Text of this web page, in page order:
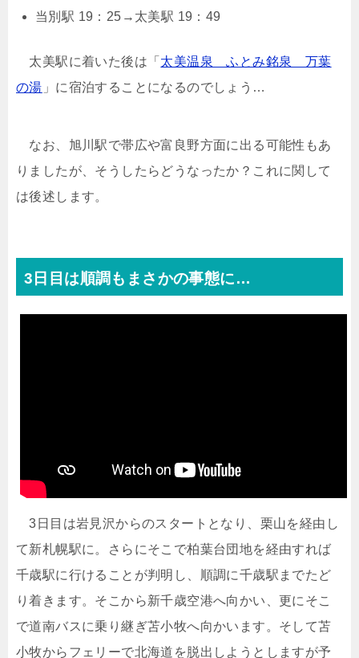
当別駅 19：25→太美駅 19：49
太美駅に着いた後は「 太美温泉 ふとみ銘泉 万葉
の湯 」に宿泊することになるのでしょう…
なお、旭川駅で帯広や富良野方面に出る可能性もあ
りましたが、そうしたらどうなったか？これに関して
は後述します。
3日目は順調もまさかの事態に…
3日目は岩見沢からのスタートとなり、栗山を経由し
て新札幌駅に。さらにそこで柏葉台団地を経由すれば
千歳駅に行けることが判明し、順調に千歳駅までたど
り着きます。そこから新千歳空港へ向かい、更にそこ
で道南バスに乗り継ぎ苫小牧へ向かいます。そして苫
小牧からフェリーで北海道を脱出しようとしますが予